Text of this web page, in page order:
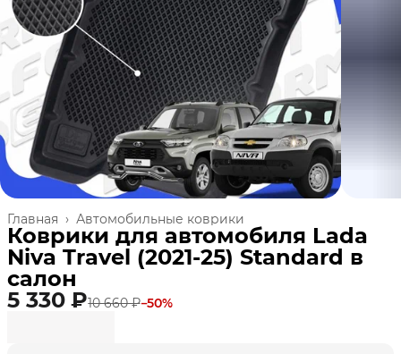
Автомобильные коврики
Главная ›
Коврики для автомобиля Lada
Niva Travel (2021-25) Standard в
cалон
5 330 ₽10 660 ₽−50%